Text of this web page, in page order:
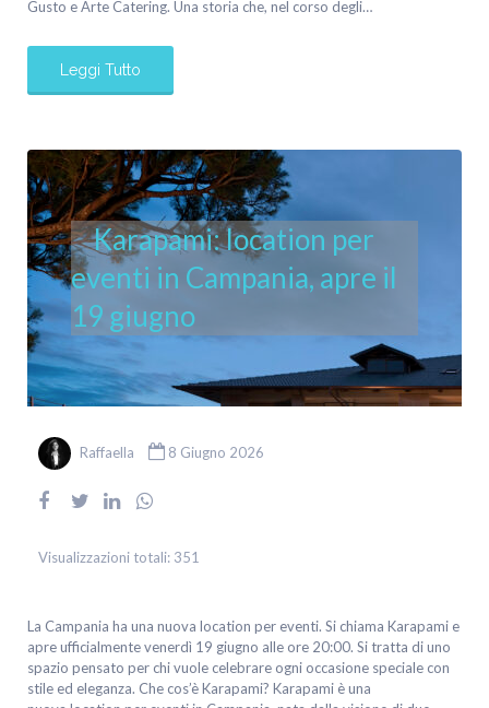
Gusto e Arte Catering. Una storia che, nel corso degli…
Leggi Tutto
Karapami: location per
eventi in Campania, apre il
19 giugno
Raffaella 8 Giugno 2026
Visualizzazioni totali: 351
La Campania ha una nuova location per eventi. Si chiama Karapami e
apre ufficialmente venerdì 19 giugno alle ore 20:00. Si tratta di uno
spazio pensato per chi vuole celebrare ogni occasione speciale con
stile ed eleganza. Che cos’è Karapami? Karapami è una